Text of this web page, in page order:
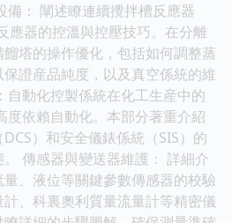
備： 闡述瞭連續攪拌槽反應器
應器的控溫與控壓技巧。在分離
塔的操作優化，包括如何調整蒸
證産品純度，以及真空係統的維
自動化控製係統在化工生産中的
度依賴自動化。本部分著重介紹
）和安全儀錶係統（SIS）的
傳感器與變送器維護： 詳細介
、液位等關鍵參數傳感器的校驗
、科裏奧利質量流量計等精密儀